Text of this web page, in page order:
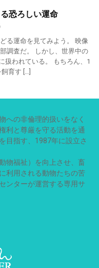
恐ろしい運命
る運命を見てみよう。 映像
調査だ。 しかし、世界中の
扱われている。 もちろん、1
育す […]
への非倫理的扱いをなく
利と尊厳を守る活動を通
目指す、1987年に設立さ
物福祉）を向上させ、畜
利用される動物たちの苦
ンターが運営する専用サ